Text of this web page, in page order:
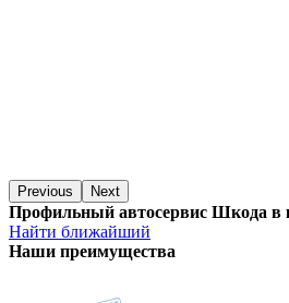
Previous Next
Профильный автосервис Шкода в
Найти ближайший
Наши преимущества